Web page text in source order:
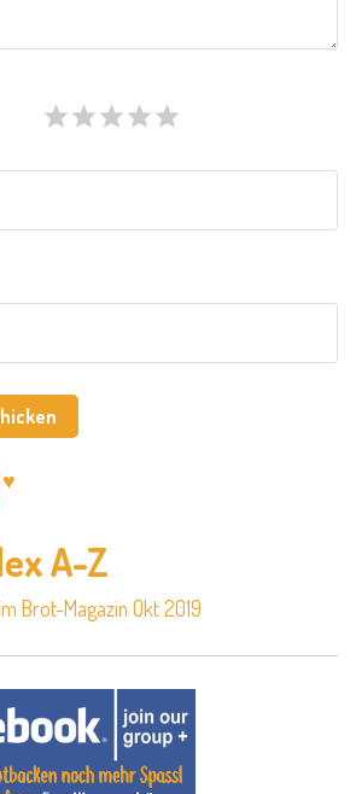
♥
A-Z
Brot-Magazin Okt 2019